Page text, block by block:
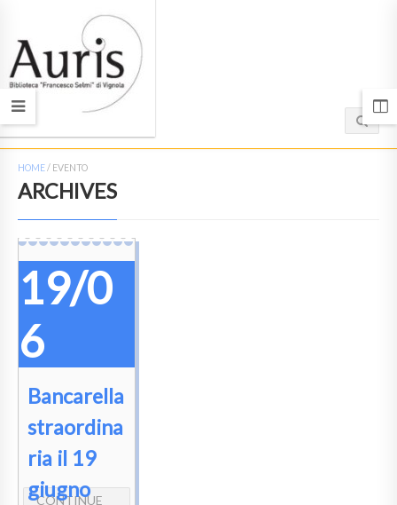
HOME/ EVENTO
ARCHIVES
19/0
6
Bancarella
straordina
ria il 19
giugno
CONTINUE